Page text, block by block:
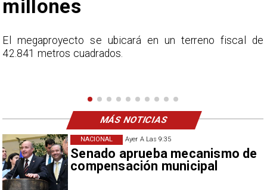
Ayer A Las 9:35
Senado aprueba mecanismo de
compensación municipal
NACIONAL
En el programa ESPN F90 Chile, Claudio Bravo ofrece
una visión más moderada sobre las expectativas del
MÁS NOTICIAS